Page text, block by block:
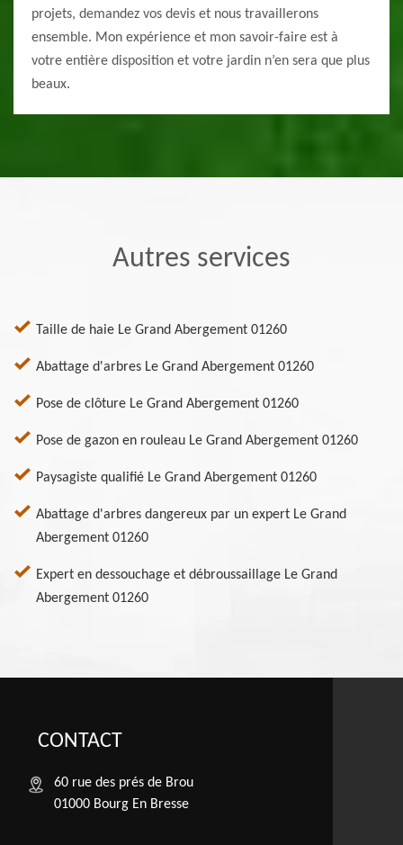
projets, demandez vos devis et nous travaillerons
ensemble. Mon expérience et mon savoir-faire est à
votre entière disposition et votre jardin n’en sera que plus
beaux.
Autres services
Taille de haie Le Grand Abergement 01260
Abattage d'arbres Le Grand Abergement 01260
Pose de clôture Le Grand Abergement 01260
Pose de gazon en rouleau Le Grand Abergement 01260
Paysagiste qualifié Le Grand Abergement 01260
Abattage d'arbres dangereux par un expert Le Grand
Abergement 01260
Expert en dessouchage et débroussaillage Le Grand
Abergement 01260
CONTACT
60 rue des prés de Brou
01000 Bourg En Bresse